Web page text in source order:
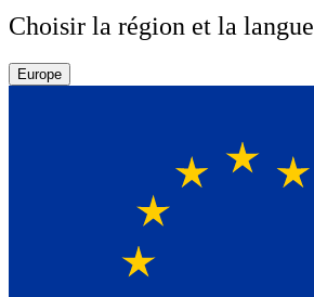
Choisir la région et la langue
Europe